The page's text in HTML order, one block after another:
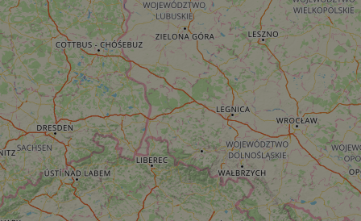
cf_chl_rc_i
__cf_bm
__cf_bm
AWSALBCORS